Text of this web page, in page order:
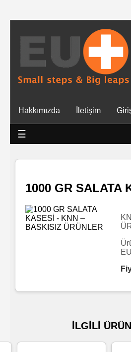
Hakkımızda İletişim
☰
Tüm
Ürünler
Mendiller
Baskılı
Islak
Mendil
Mendiller
1000 GR SALATA
İLGİLİ